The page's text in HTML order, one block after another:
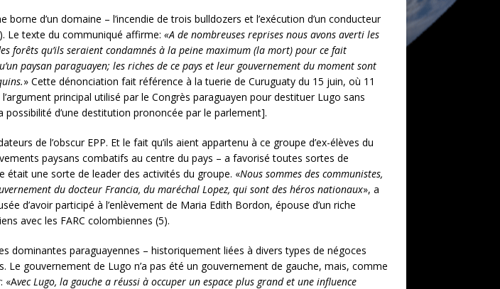
d’un domaine – l’incendie de trois bulldozers et l’exécution d’un conducteur
Le texte du communiqué affirme: «A de nombreuses reprises nous avons averti les
forêts qu’ils seraient condamnés à la peine maximum (la mort) pour ce fait
paysan paraguayen; les riches de ce pays et leur gouvernement du moment sont
» Cette dénonciation fait référence à la tuerie de Curuguaty du 15 juin, où 11
principal utilisé par le Congrès paraguayen pour destituer Lugo sans
d’une destitution prononcée par le parlement].
de l’obscur EPP. Et le fait qu’ils aient appartenu à ce groupe d’ex-élèves du
paysans combatifs au centre du pays – a favorisé toutes sortes de
était une sorte de leader des activités du groupe. «Nous sommes des communistes,
du docteur Francia, du maréchal Lopez, qui sont des héros nationaux», a
d’avoir participé à l’enlèvement de Maria Edith Bordon, épouse d’un riche
avec les FARC colombiennes (5).
paraguayennes – historiquement liées à divers types de négoces
Le gouvernement de Lugo n’a pas été un gouvernement de gauche, mais, comme
«Avec Lugo, la gauche a réussi à occuper un espace plus grand et une influence